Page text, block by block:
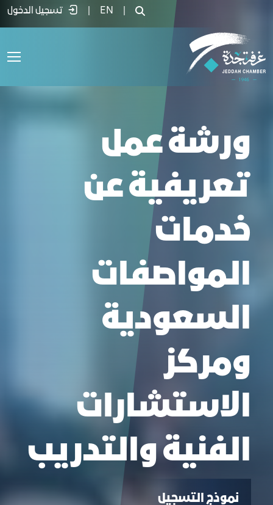
ورشة عمل تعريفية عن خدمات المواصفات
EN تسجيل الدخول
ورشة عمل
تعريفية عن
خدمات
المواصفات
السعودية
ومركز
الاستشارات
الفنية والتدريب
نموذج التسجيل